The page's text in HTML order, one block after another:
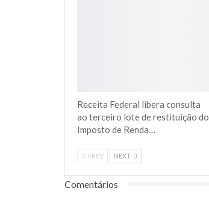
Receita Federal libera consulta
ao terceiro lote de restituição do
Imposto de Renda…
PREV NEXT
Comentários